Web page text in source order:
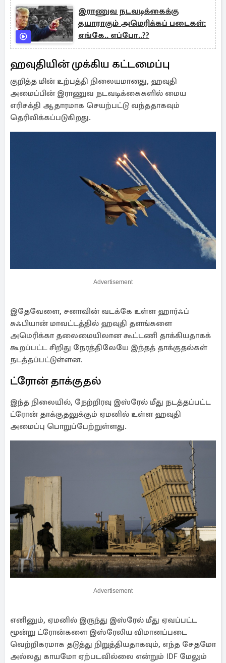
இராணுவ நடவடிக்கைக்கு
தயாராகும் அமெரிக்கப் படைகள்:
எங்கே.. எப்போ..??
ஹவுதியின் முக்கிய கட்டமைப்பு
குறித்த மின் உற்பத்தி நிலையமானது, ஹவுதி
அமைப்பின் இராணுவ நடவடிக்கைகளில் மைய
எரிசக்தி ஆதாரமாக செயற்பட்டு வந்ததாகவும்
தெரிவிக்கப்படுகிறது.
Advertisement
இதேவேளை, சனாவின் வடக்கே உள்ள ஹார்ஃப்
சுஃபியான் மாவட்டத்தில் ஹவுதி தளங்களை
அமெரிக்கா தலைமையிலான கூட்டணி தாக்கியதாகக்
கூறப்பட்ட சிறிது நேரத்திலேயே இந்தத் தாக்குதல்கள்
நடத்தப்பட்டுள்ளன.
ட்ரோன் தாக்குதல்
இந்த நிலையில், நேற்றிரவு இஸ்ரேல் மீது நடத்தப்பட்ட
ட்ரோன் தாக்குதலுக்கும் ஏமனில் உள்ள ஹவுதி
அமைப்பு பொறுப்பேற்றுள்ளது.
Advertisement
எனினும், ஏமனில் இருந்து இஸ்ரேல் மீது ஏவப்பட்ட
மூன்று ட்ரோன்களை இஸ்ரேலிய விமானப்படை
வெற்றிகரமாக தடுத்து நிறுத்தியதாகவும், எந்த சேதமோ
அல்லது காயமோ ஏற்படவில்லை என்றும் IDF மேலும்